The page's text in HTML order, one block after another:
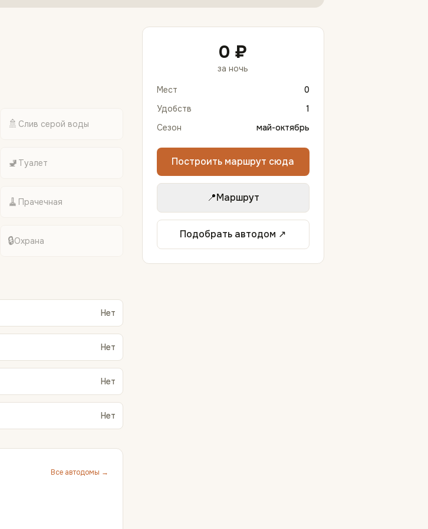
🚿 Слив серой воды
🚽 Туалет
🧹 Прачечная
🔒Охрана
Нет
Нет
Нет
Нет
Все автодомы →
0 ₽
за ночь
Мест
0
Удобств
1
Сезон
май-октябрь
Построить маршрут сюда
📍Маршрут
Подобрать автодом ↗